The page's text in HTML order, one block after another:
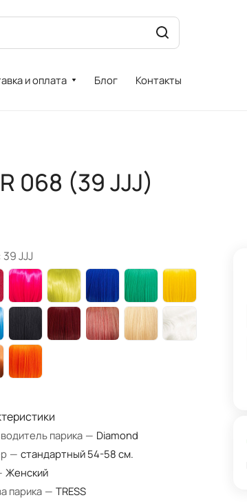
и оплата Блог Контакты
068 (39 JJJ)
39 JJJ
парика — Diamond
— стандартный 54-58 см.
Женский
парика — TRESS